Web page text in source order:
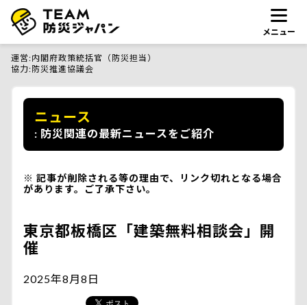
メニュー
運営 内閣府政策統括官（防災担当）
協力 防災推進協議会
ニュース
防災関連の最新ニュースをご紹介
記事が削除される等の理由で、リンク切れとなる場合
があります。ご了承下さい。
東京都板橋区「建築無料相談会」開
催
2025年8月8日